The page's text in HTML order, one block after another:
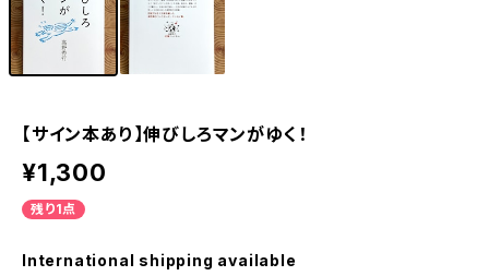
【サイン本あり】伸びしろマンがゆく！
¥1,300
残り1点
International shipping available